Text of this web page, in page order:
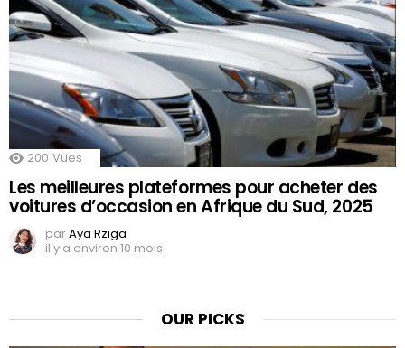
200 Vues
Les meilleures plateformes pour acheter des
voitures d’occasion en Afrique du Sud, 2025
parAya Rziga
il y a environ 10 mois
OUR PICKS